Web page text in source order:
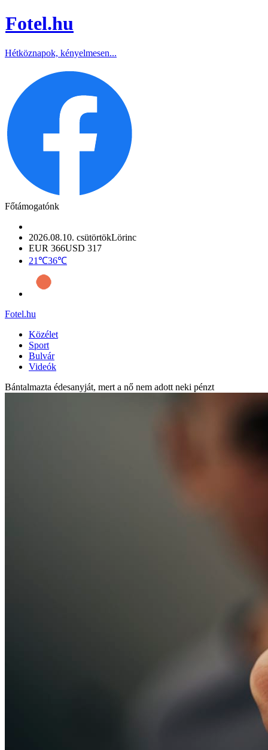
Fotel.hu
Hétköznapok, kényelmesen...
Főtámogatónk
2026.08.10. csütörtökLörinc
EUR 366USD 317
21℃36℃
Fotel.hu
Közélet
Sport
Bulvár
Videók
Bántalmazta édesanyját, mert a nő nem adott neki pénzt